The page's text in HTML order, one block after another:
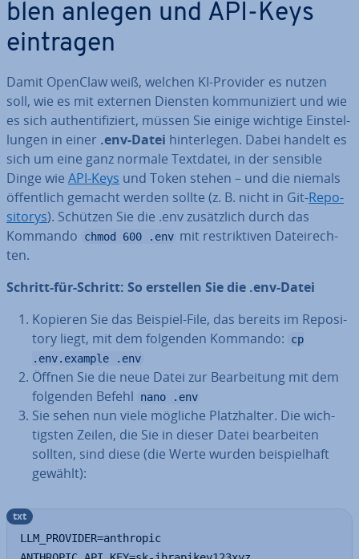
blen anlegen und API-Keys
eintragen
Damit OpenClaw weiß, welchen KI-Provider es nutzen
soll, wie es mit externen Diensten kom­mu­ni­ziert und wie
es sich au­then­ti­fi­ziert, müssen Sie einige wichtige Ein­stel­
lun­gen in einer .env-Datei hin­ter­le­gen. Dabei handelt es
sich um eine ganz normale Textdatei, in der sensible
Dinge wie API-Keys und Token stehen – und die niemals
öf­fent­lich gemacht werden sollte (z. B. nicht in Git-Re­po­
si­to­rys). Schützen Sie die .env zu­sätz­lich durch das
Kommando
chmod 600 .env mit re­strik­ti­ven Da­tei­rech­
ten.
Schritt-für-Schritt: So erstellen Sie die .env-Datei
Kopieren Sie das Beispiel-File, das bereits im Re­po­si­
to­ry liegt, mit dem folgenden Kommando:
cp
.env.example .env
Öffnen Sie die neue Datei zur Be­ar­bei­tung mit dem
folgenden Befehl
nano .env
Sie sehen nun viele mögliche Platz­hal­ter. Die wich­
tigs­ten Zeilen, die Sie in dieser Datei be­ar­bei­ten
sollten, sind diese (die Werte wurden bei­spiel­haft
gewählt):
LLM_PROVIDER=anthropic
txt